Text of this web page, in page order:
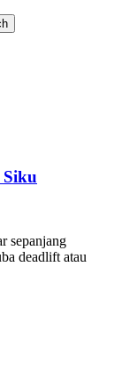
sepanjang
deadlift atau